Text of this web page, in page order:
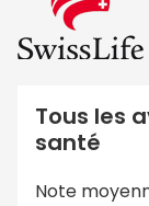
Tous les
santé
Note